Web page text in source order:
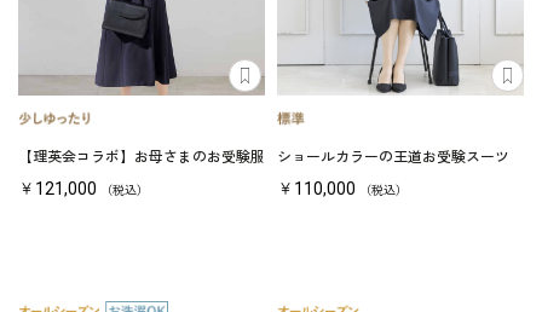
【理英会コラボ】お母さまのお受験服
￥121,000 （税込）
ショールカラーの王道お受験スーツ
￥110,000 （税込）